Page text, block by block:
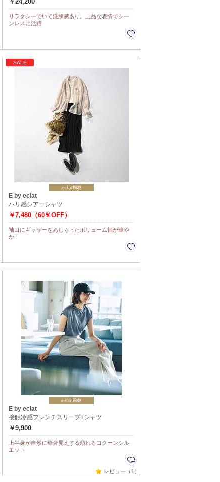
￥24,200
リラクシーでいて洗練感あり。上品な表情でシー
ンレスに活躍
SALE
E by eclat
ハリ感シアーシャツ
￥7,480（60％OFF）
袖口にギャザーをあしらったボリューム袖が華や
か！
E by eclat
接触冷感フレンチスリーブTシャツ
￥9,900
上半身が自然に華奢見えする頼れるコクーンシル
エット
レビュー（1）